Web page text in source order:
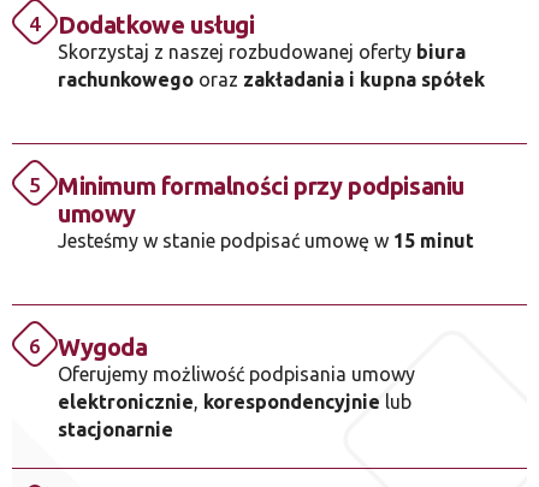
4 Dodatkowe usługi
Skorzystaj z naszej rozbudowanej oferty biura
rachunkowego oraz zakładania i kupna spółek
5
Minimum formalności przy podpisaniu
umowy
Jesteśmy w stanie podpisać umowę w 15 minut
6 Wygoda
Oferujemy możliwość podpisania umowy
elektronicznie, korespondencyjnie lub
stacjonarnie